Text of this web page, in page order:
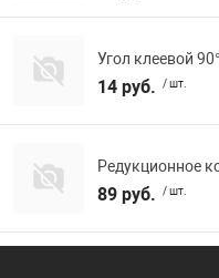
Угол клеевой
14 руб. / шт.
Редукционное
89 руб. / шт.